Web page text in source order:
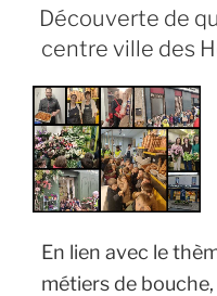
et
LE
Découverte de
centre ville des
En lien avec le
métiers de